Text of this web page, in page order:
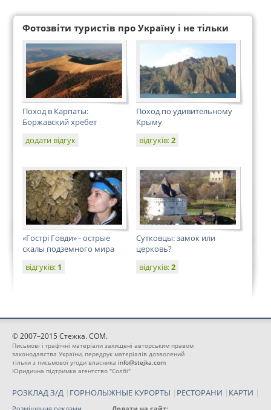
Фотозвіти туристів про Україну і не тільки
Поход в Карпаты:
Боржавский хребет
додати відгук
Поход по удивительному
Крыму
відгуків:2
«Гострі Говди» - острые
скалы подземного мира
відгуків: 1
Сутковцы: замок или
церковь?
відгуків:2
© 2007–2015 Стежка. COM.
Письмові і графічні матеріали захищені авторським правом
законодавства України, передрук матеріалів дозволений
тільки з письмової угоди власника info@stejka.com
Юридична підтримка агентство "Солбі"
РОЗКЛАД З/Д | ГОРНОЛЫЖНЫЕ КУРОРТЫ | РЕСТОРАНИ | КАРТИ |